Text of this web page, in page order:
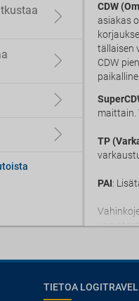
CDW
asiakas
tällaisen
CDW
maittain.
TP
PAI:
TIETOA